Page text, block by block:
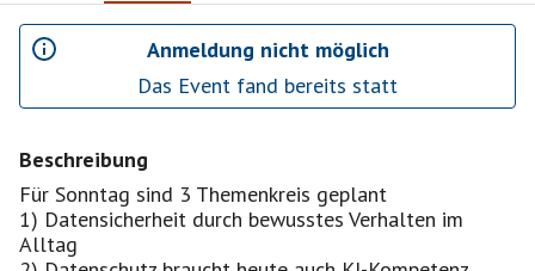
Anmeldung nicht möglich
Das Event fand bereits statt
Beschreibung
Für Sonntag sind 3 Themenkreis geplant
1) Datensicherheit durch bewusstes Verhalten im
Alltag